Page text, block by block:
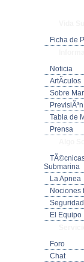
Ficha de
Noticia
ArtÃ­culos
Sobre
Tabla de
Prensa
Submarina
La Apnea
Nociones
El Equipo
Foro
Chat